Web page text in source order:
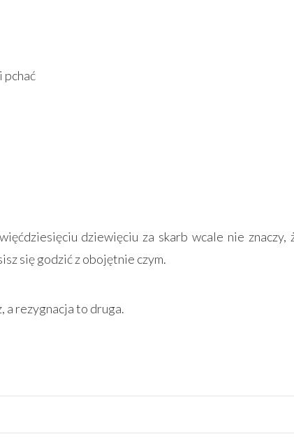
pchać
dziewięciu za skarb wcale nie znaczy,
się godzić z obojętnie czym.
a rezygnacja to druga.